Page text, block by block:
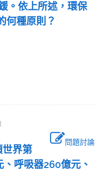
。依上所述，環保
何種原則？
問題討論
世界第
呼吸器260億元、